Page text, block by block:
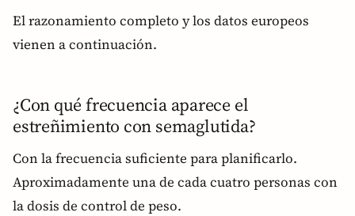
El razonamiento completo y los datos europeos
vienen a continuación.
¿Con qué frecuencia aparece el
estreñimiento con semaglutida?
Con la frecuencia suficiente para planificarlo.
Aproximadamente una de cada cuatro personas con
la dosis de control de peso.